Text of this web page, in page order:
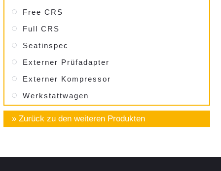
» Zurück zu den weiteren Produkten
Free CRS
Full CRS
Seatinspec
Externer Prüfadapter
Externer Kompressor
Werkstatt­wagen